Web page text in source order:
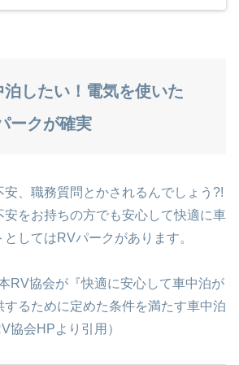
したい！電気を使いた
ークが確実
、職務質問とかされるんでしょう?!
安をお持ちの方でも安心して快適に車
してはRVパークがあります。
RV協会が『快適に安心して車中泊が
するために定めた条件を満たす車中泊
協会HPより引用）